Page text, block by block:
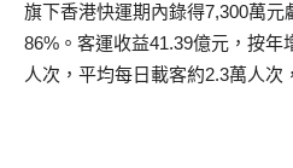
旗下香港快運期內錄得7,300萬元
86%。客運收益41.39億元，按年
人次，平均每日載客約2.3萬人次